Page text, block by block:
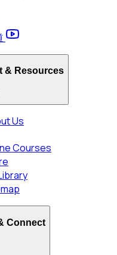
& Resources
Us
Courses
Connect